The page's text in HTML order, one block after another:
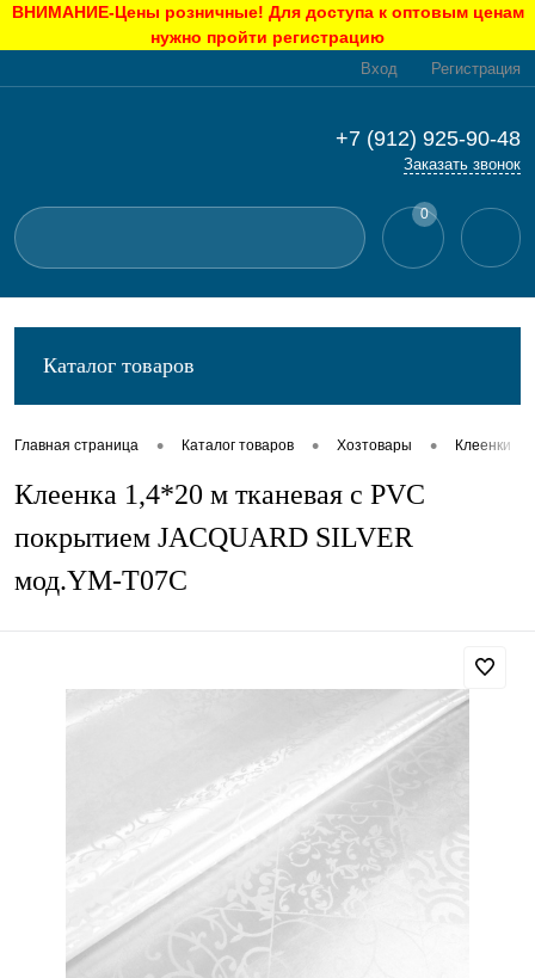
ВНИМАНИЕ-Цены розничные! Для доступа к оптовым ценам
нужно пройти регистрацию
Вход Регистрация
+7 (912) 925-90-48
Заказать звонок
0
Каталог товаров
Главная страница • Каталог товаров • Хозтовары • Клеенки
Клеенка 1,4*20 м тканевая с PVC
покрытием JACQUARD SILVER
мод.YM-T07С